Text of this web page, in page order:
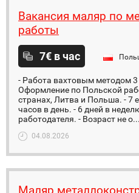
Вакансия маляр по
работы
7€ в час
- Работа вахтовым методом 3
Оформление по Польской
странах, Литва и Польша. - 7
часов в день. - 6 дней в
работодателя. - Возраст не о...
04.08.2026